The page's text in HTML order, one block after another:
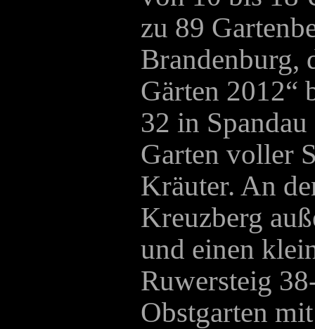
zu 89
Brandenburg,
Gärten 2012“
32 in
Garten voller
Kräuter. An
Kreuzberg
und einen
Ruwersteig
Obstgarten